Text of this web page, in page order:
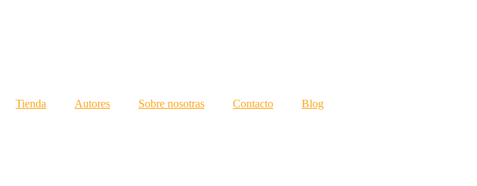
Tienda Autores Sobre nosotras Contacto Blog